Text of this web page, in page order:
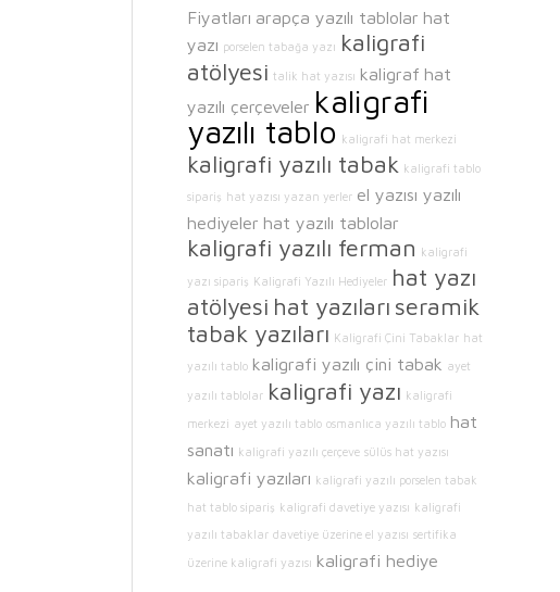
Fiyatları arapça yazılı tablolar hat
yazı porselen tabağa yazı kaligrafi
atölyesi talik hat yazısı kaligraf hat
yazılı çerçeveler kaligrafi
yazılı tablo kaligrafi hat merkezi
kaligrafi yazılı tabak kaligrafi tablo
sipariş hat yazısı yazan yerler el yazısı yazılı
hediyeler hat yazılı tablolar
kaligrafi yazılı ferman kaligrafi
yazı sipariş Kaligrafi Yazılı Hediyeler hat yazı
atölyesi hat yazıları seramik
tabak yazıları Kaligrafi Çini Tabaklar hat
yazılı tablo kaligrafi yazılı çini tabak ayet
yazılı tablolar kaligrafi yazı kaligrafi
merkezi ayet yazılı tablo osmanlıca yazılı tablo hat
sanatı kaligrafi yazılı çerçeve sülüs hat yazısı
kaligrafi yazıları kaligrafi yazılı porselen tabak
hat tablo sipariş kaligrafi davetiye yazısı kaligrafi
yazılı tabaklar davetiye üzerine el yazısı sertifika
üzerine kaligrafi yazısı kaligrafi hediye